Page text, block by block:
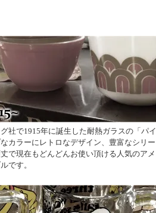
社で1915年に誕生した耐熱ガラスの「パイ
カラーにレトロなデザイン、豊富なシリー
で現在もどんどんお使い頂ける人気のアメ
です。